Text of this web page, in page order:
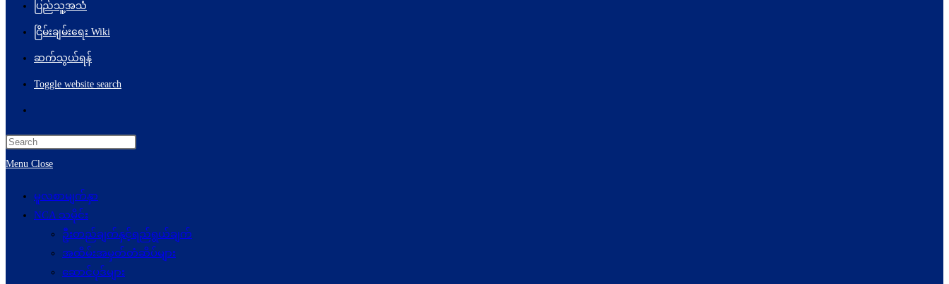
ပြည်သူ့အသံ
ငြိမ်းချမ်းရေး Wiki
ဆက်သွယ်ရန်
Toggle website search
Menu Close
မူလစာမျက်နှာ
NCA သမိုင်း
ဦးတည်ချက်နှင့်ရည်ရွယ်ချက်
အထိမ်းအမှတ်တံဆိပ်များ
ဆောင်ပုဒ်များ